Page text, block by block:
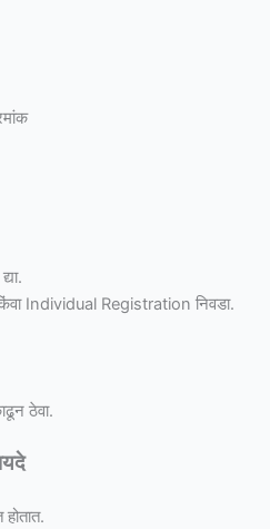
Individual Registration निवडा.
ठेवा.